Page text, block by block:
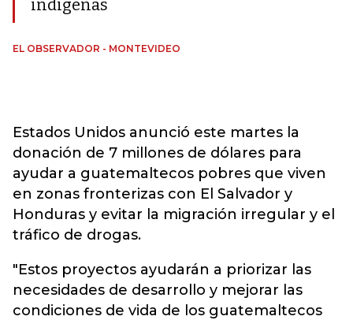
indígenas
EL OBSERVADOR - MONTEVIDEO
Estados Unidos anunció este martes la
donación de 7 millones de dólares para
ayudar a guatemaltecos pobres que viven
en zonas fronterizas con El Salvador y
Honduras y evitar la migración irregular y el
tráfico de drogas.
"Estos proyectos ayudarán a priorizar las
necesidades de desarrollo y mejorar las
condiciones de vida de los guatemaltecos